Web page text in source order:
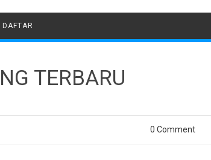
DAFTAR
TERBARU
0 Comment